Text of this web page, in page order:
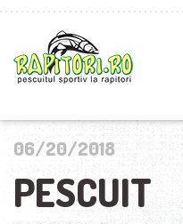
06/20/2018